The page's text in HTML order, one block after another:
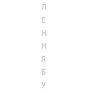
Л
Е
Н
Н
Я
Б
У